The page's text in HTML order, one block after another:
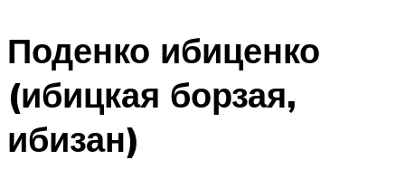
Поденко ибиценко
(ибицкая борзая,
ибизан)